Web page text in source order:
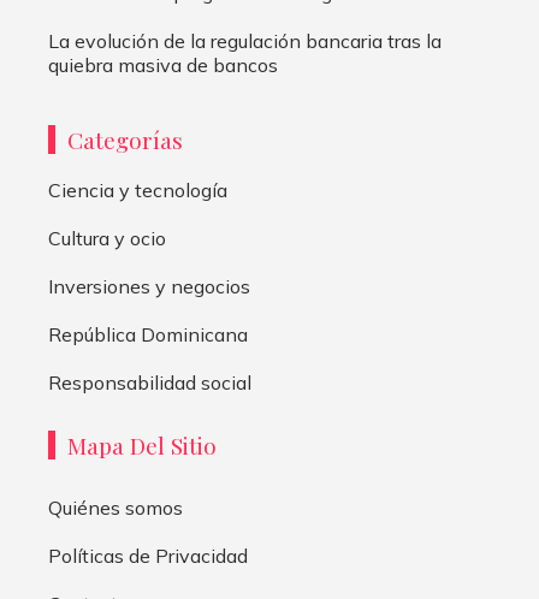
La evolución de la regulación bancaria tras la
quiebra masiva de bancos
Categorías
Ciencia y tecnología
Cultura y ocio
Inversiones y negocios
República Dominicana
Responsabilidad social
Mapa Del Sitio
Quiénes somos
Políticas de Privacidad